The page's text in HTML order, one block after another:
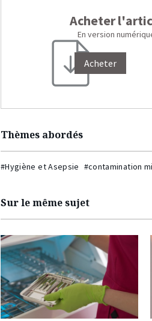
Acheter
En version
Acheter
Thèmes abordés
#Hygiène et Asepsie #contamination
Sur le même sujet